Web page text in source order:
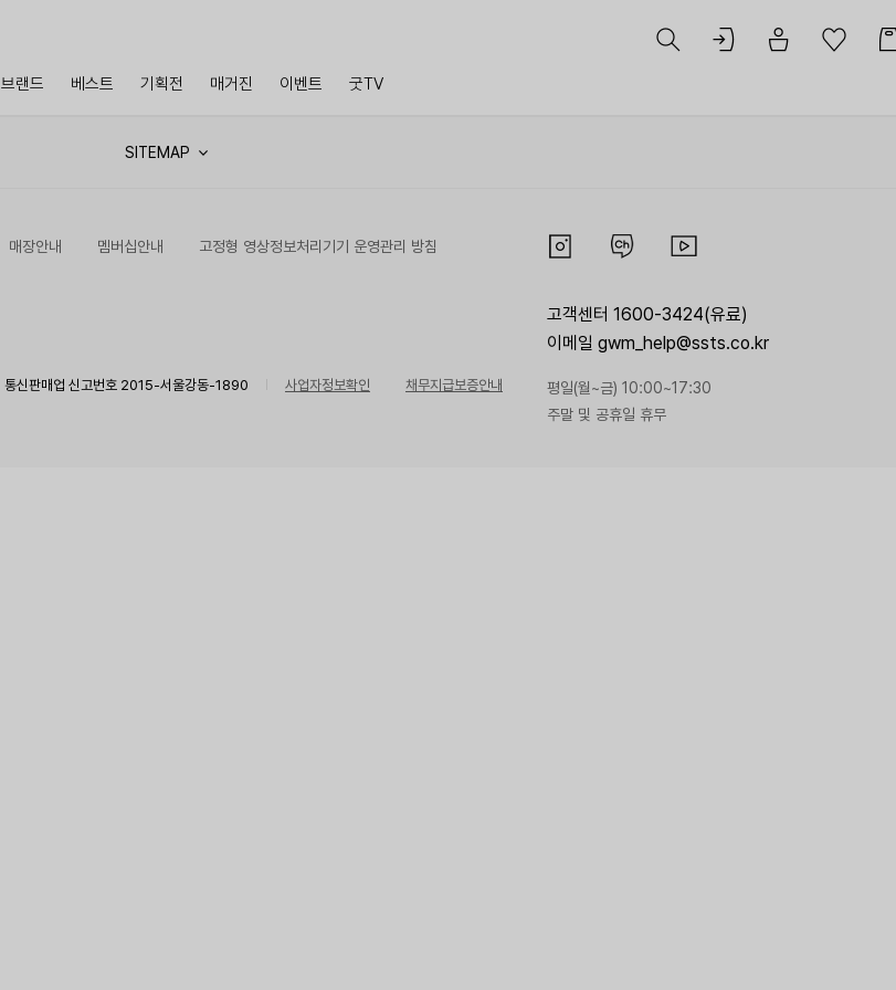
브랜드 베스트 기획전 매거진 이벤트 굿TV
SITEMAP
매장안내 멤버십안내 고정형 영상정보처리기기 운영관리 방침
통신판매업 신고번호 2015-서울강동-1890 사업자정보확인
채무지급보증안내
고객센터 1600-3424(유료)
이메일 gwm_help@ssts.co.kr
평일(월~금) 10:00~17:30
주말 및 공휴일 휴무